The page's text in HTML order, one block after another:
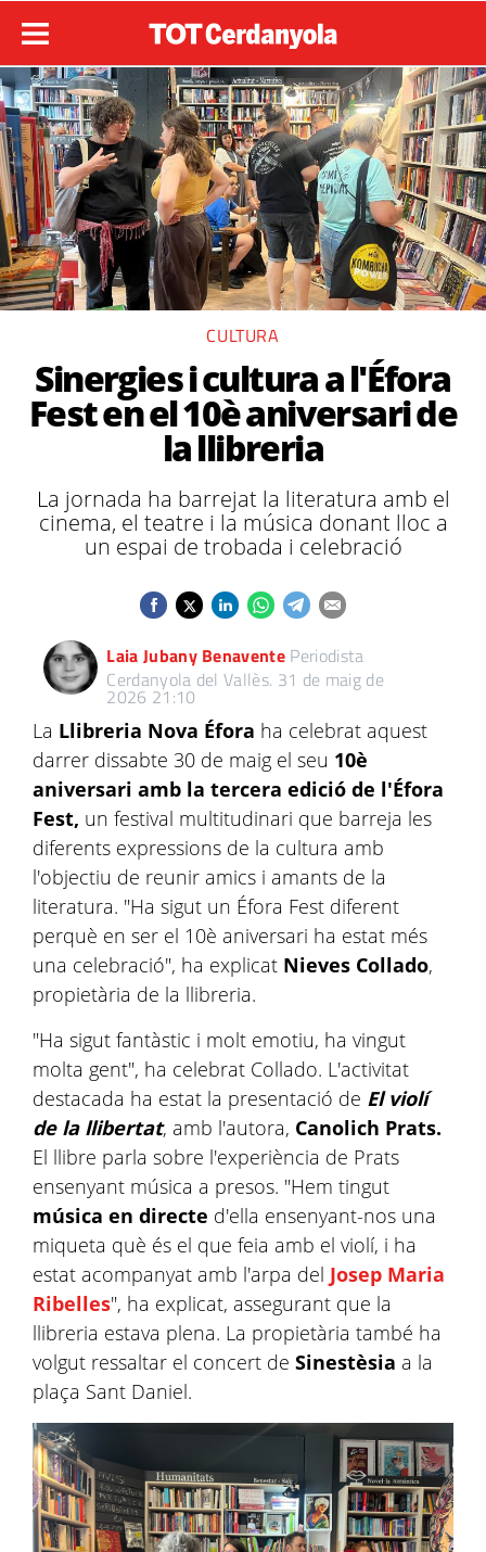
CULTURA
Sinergies i cultura a l'Éfora
Fest en el 10è aniversari de
la llibreria
La jornada ha barrejat la literatura amb el
cinema, el teatre i la música donant lloc a
un espai de trobada i celebració
Laia Jubany Benavente Periodista
Cerdanyola del Vallès. 31 de maig de
2026 21:10
La Llibreria Nova Éfora ha celebrat aquest
darrer dissabte 30 de maig el seu 10è
aniversari amb la tercera edició de l'Éfora
Fest, un festival multitudinari que barreja les
diferents expressions de la cultura amb
l'objectiu de reunir amics i amants de la
literatura. "Ha sigut un Éfora Fest diferent
perquè en ser el 10è aniversari ha estat més
una celebració", ha explicat Nieves Collado,
propietària de la llibreria.
"Ha sigut fantàstic i molt emotiu, ha vingut
molta gent", ha celebrat Collado. L'activitat
destacada ha estat la presentació de El violí
de la llibertat, amb l'autora, Canolich Prats.
El llibre parla sobre l'experiència de Prats
ensenyant música a presos. "Hem tingut
música en directe d'ella ensenyant-nos una
miqueta què és el que feia amb el violí, i ha
estat acompanyat amb l'arpa del Josep Maria
Ribelles", ha explicat, assegurant que la
llibreria estava plena. La propietària també ha
volgut ressaltar el concert de Sinestèsia a la
plaça Sant Daniel.